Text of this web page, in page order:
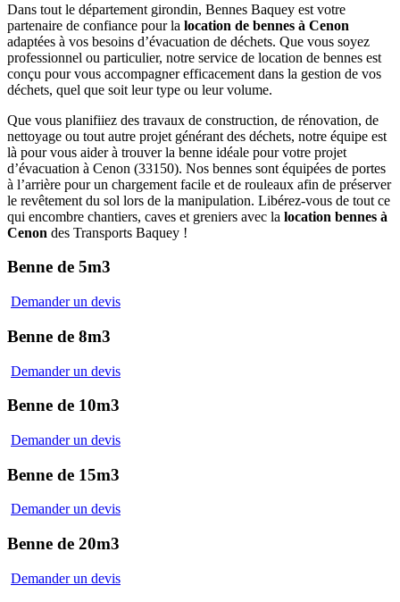
Dans tout le département girondin, Bennes Baquey est votre
partenaire de confiance pour la location de bennes à Cenon
adaptées à vos besoins d’évacuation de déchets. Que vous soyez
professionnel ou particulier, notre service de location de bennes est
conçu pour vous accompagner efficacement dans la gestion de vos
déchets, quel que soit leur type ou leur volume.
Que vous planifiiez des travaux de construction, de rénovation, de
nettoyage ou tout autre projet générant des déchets, notre équipe est
là pour vous aider à trouver la benne idéale pour votre projet
d’évacuation à Cenon (33150). Nos bennes sont équipées de portes
à l’arrière pour un chargement facile et de rouleaux afin de préserver
le revêtement du sol lors de la manipulation. Libérez-vous de tout ce
qui encombre chantiers, caves et greniers avec la location bennes à
Cenon des Transports Baquey !
Benne de 5m3
Demander un devis
Benne de 8m3
Demander un devis
Benne de 10m3
Demander un devis
Benne de 15m3
Demander un devis
Benne de 20m3
Demander un devis